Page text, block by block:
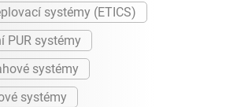
systémy (ETICS)
PUR systémy
systémy
systémy